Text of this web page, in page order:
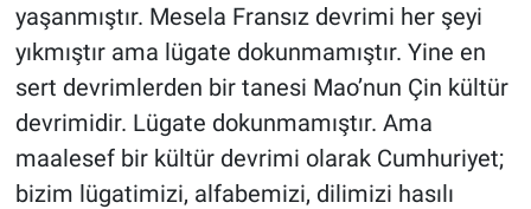
yaşanmıştır. Mesela Fransız devrimi her şeyi
yıkmıştır ama lügate dokunmamıştır. Yine en
sert devrimlerden bir tanesi Mao’nun Çin kültür
devrimidir. Lügate dokunmamıştır. Ama
maalesef bir kültür devrimi olarak Cumhuriyet;
bizim lügatimizi, alfabemizi, dilimizi hasılı